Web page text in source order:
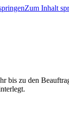
Zum Inhalt
bis zu den